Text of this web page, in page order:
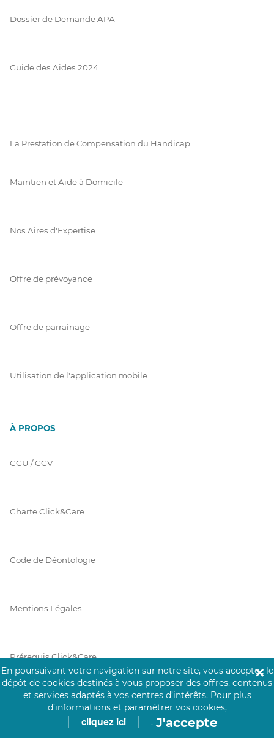
Dossier de Demande APA
Guide des Aides 2024
La Prestation de Compensation du Handicap
Maintien et Aide à Domicile
Nos Aires d'Expertise
Offre de prévoyance
Offre de parrainage
Utilisation de l'application mobile
À PROPOS
CGU / GGV
Charte Click&Care
Code de Déontologie
Mentions Légales
Prérequis Click&Care
Protection des Données
En poursuivant votre navigation sur notre site, vous acceptez le
dépôt de cookies destinés à vous proposer des offres, contenus
et services adaptés à vos centres d’intérêts. Pour plus
d’informations et paramétrer vos cookies,
cliquez ici
. J'accepte
✕